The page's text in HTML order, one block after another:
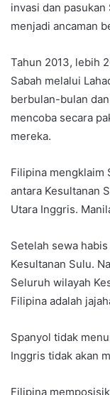
invasi dan
menjadi ancaman
Tahun 2013, lebih
Sabah melalui
berbulan-bulan
mencoba secara
mereka.
Filipina mengklaim
antara Kesultanan
Utara Inggris.
Setelah sewa
Kesultanan Sulu.
Seluruh wilayah
Filipina adalah
Spanyol tidak
Inggris tidak akan
Filipina